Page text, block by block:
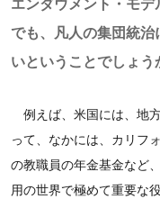
エンダウメント・モ
でも、凡人の集団統
いということでしょう
例えば、米国には、地
って、なかには、カリフ
の教職員の年金基金など
用の世界で極めて重要な